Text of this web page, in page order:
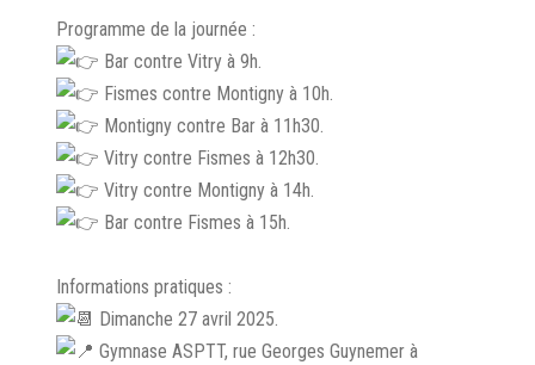
Programme de la journée :
Bar contre Vitry à 9h.
Fismes contre Montigny à 10h.
Montigny contre Bar à 11h30.
Vitry contre Fismes à 12h30.
Vitry contre Montigny à 14h.
Bar contre Fismes à 15h.
Informations pratiques :
Dimanche 27 avril 2025.
Gymnase ASPTT, rue Georges Guynemer à